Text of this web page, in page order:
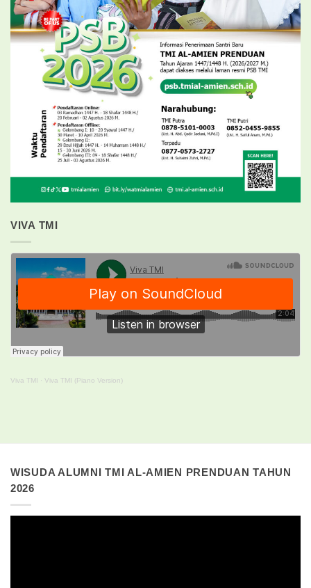
VIVA TMI
Viva TMI · Viva TMI (Piano Version)
WISUDA ALUMNI TMI AL-AMIEN PRENDUAN TAHUN
2026